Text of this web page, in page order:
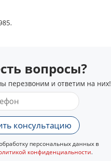
вопросы?
перезвоним и ответим на них!
консультацию
персональных данных в
конфиденциальности.